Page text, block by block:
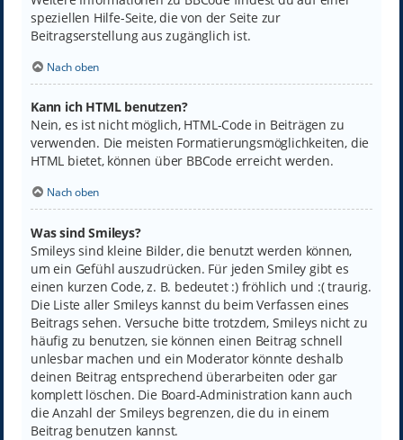
speziellen Hilfe-Seite, die von der Seite zur
Beitragserstellung aus zugänglich ist.
Nach oben
Kann ich HTML benutzen?
Nein, es ist nicht möglich, HTML-Code in Beiträgen zu
verwenden. Die meisten Formatierungsmöglichkeiten, die
HTML bietet, können über BBCode erreicht werden.
Nach oben
Was sind Smileys?
Smileys sind kleine Bilder, die benutzt werden können,
um ein Gefühl auszudrücken. Für jeden Smiley gibt es
einen kurzen Code, z. B. bedeutet :) fröhlich und :( traurig.
Die Liste aller Smileys kannst du beim Verfassen eines
Beitrags sehen. Versuche bitte trotzdem, Smileys nicht zu
häufig zu benutzen, sie können einen Beitrag schnell
unlesbar machen und ein Moderator könnte deshalb
deinen Beitrag entsprechend überarbeiten oder gar
komplett löschen. Die Board-Administration kann auch
die Anzahl der Smileys begrenzen, die du in einem
Beitrag benutzen kannst.